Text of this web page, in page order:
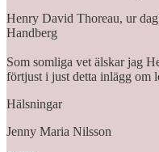
Henry David Thoreau, ur
Handberg
Som somliga vet älskar jag
förtjust i just detta inlägg om
Hälsningar
Jenny Maria Nilsson